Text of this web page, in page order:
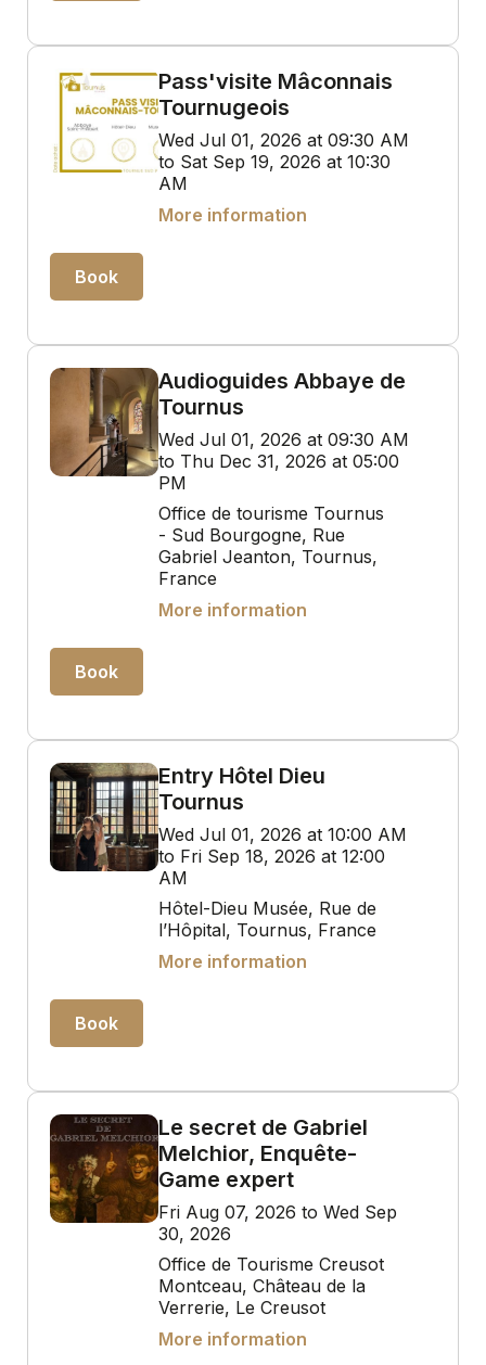
Pass'visite Mâconnais
Tournugeois
Wed Jul 01, 2026 at 09:30 AM
to Sat Sep 19, 2026 at 10:30
AM
More information
Book
Audioguides Abbaye de
Tournus
Wed Jul 01, 2026 at 09:30 AM
to Thu Dec 31, 2026 at 05:00
PM
Office de tourisme Tournus
- Sud Bourgogne, Rue
Gabriel Jeanton, Tournus,
France
More information
Book
Entry Hôtel Dieu
Tournus
Wed Jul 01, 2026 at 10:00 AM
to Fri Sep 18, 2026 at 12:00
AM
Hôtel-Dieu Musée, Rue de
l’Hôpital, Tournus, France
More information
Book
Le secret de Gabriel
Melchior, Enquête-
Game expert
Fri Aug 07, 2026 to Wed Sep
30, 2026
Office de Tourisme Creusot
Montceau, Château de la
Verrerie, Le Creusot
More information